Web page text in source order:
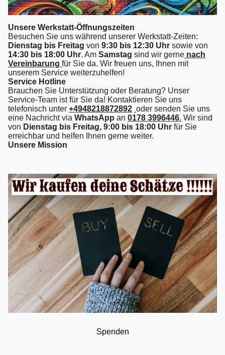
Unsere Werkstatt-Öffnungszeiten
Besuchen Sie uns während unserer Werkstatt-Zeiten:
Dienstag bis Freitag von 9:30 bis 12:30 Uhr sowie von
14:30 bis 18:00 Uhr. Am Samstag sind wir gerne nach
Vereinbarung für Sie da. Wir freuen uns, Ihnen mit
unserem Service weiterzuhelfen!
Service Hotline
Brauchen Sie Unterstützung oder Beratung? Unser
Service-Team ist für Sie da! Kontaktieren Sie uns
telefonisch unter +4948218872892 oder senden Sie uns
eine Nachricht via WhatsApp an 0178 3996446. Wir sind
von Dienstag bis Freitag, 9:00 bis 18:00 Uhr für Sie
erreichbar und helfen Ihnen gerne weiter.
Unsere Mission
Spenden